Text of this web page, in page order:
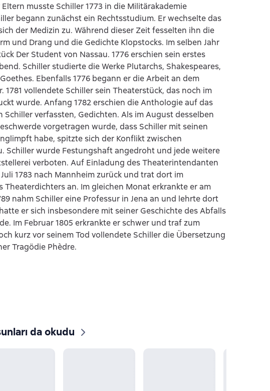
musste Schiller 1773 in die Militärakademie
begann zunächst ein Rechtsstudium. Er wechselte das
der Medizin zu. Während dieser Zeit fesselten ihn die
und Drang und die Gedichte Klopstocks. Im selben Jahr
Der Student von Nassau. 1776 erschien sein erstes
Schiller studierte die Werke Plutarchs, Shakespeares,
Ebenfalls 1776 begann er die Arbeit an dem
1781 vollendete Schiller sein Theaterstück, das noch im
wurde. Anfang 1782 erschien die Anthologie auf das
Schiller verfassten, Gedichten. Als im August desselben
vorgetragen wurde, dass Schiller mit seinen
habe, spitzte sich der Konflikt zwischen
Schiller wurde Festungshaft angedroht und jede weitere
verboten. Auf Einladung des Theaterintendanten
1783 nach Mannheim zurück und trat dort im
Theaterdichters an. Im gleichen Monat erkrankte er am
nahm Schiller eine Professur in Jena an und lehrte dort
er sich insbesondere mit seiner Geschichte des Abfalls
Im Februar 1805 erkrankte er schwer und traf zum
kurz vor seinem Tod vollendete Schiller die Übersetzung
Tragödie Phèdre.
da okudu